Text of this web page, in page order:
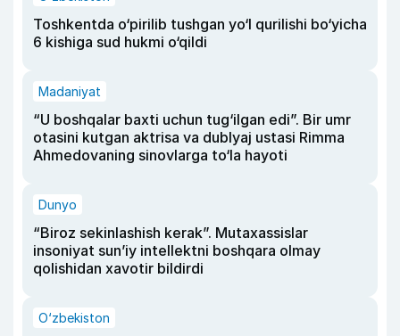
Toshkentda o‘pirilib tushgan yo‘l qurilishi bo‘yicha
6 kishiga sud hukmi o‘qildi
Madaniyat
“U boshqalar baxti uchun tug‘ilgan edi”. Bir umr
otasini kutgan aktrisa va dublyaj ustasi Rimma
Ahmedovaning sinovlarga to‘la hayoti
Dunyo
“Biroz sekinlashish kerak”. Mutaxassislar
insoniyat sun’iy intellektni boshqara olmay
qolishidan xavotir bildirdi
O‘zbekiston